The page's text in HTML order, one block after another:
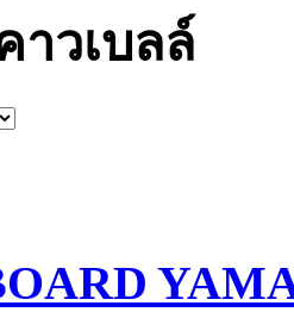
าวเบลล์